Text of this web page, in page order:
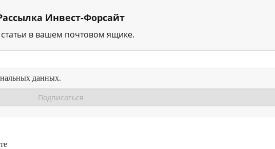
Инвест-Форсайт
в вашем почтовом ящике.
данных.